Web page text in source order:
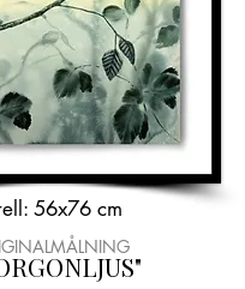
56x76 cm